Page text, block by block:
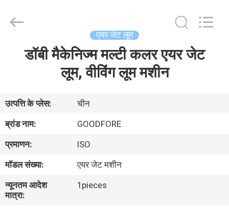
वीडियो
हमारे
बारे
में
Machinery
Co.,Ltd.
एयर जेट लूम
डॉबी मैकेनिज्म मल्टी कलर एयर जेट
लूम, वीविंग लूम मशीन
उत्पत्ति के प्लेस:
चीन
ब्रांड नाम:
GOODFORE
प्रमाणन:
ISO
मॉडल संख्या:
एयर जेट मशीन
न्यूनतम आदेश
मात्रा:
1pieces